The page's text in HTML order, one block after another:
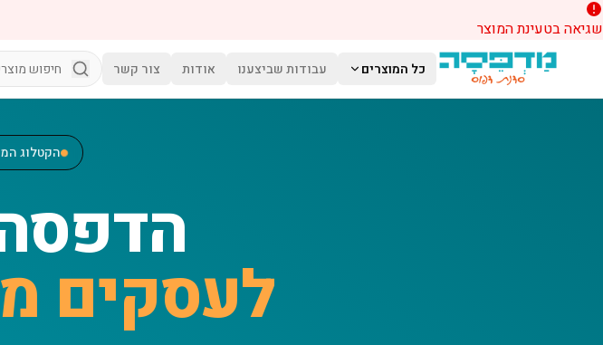
שגיאה בטעינת המוצר
דלג לתוכן הראשי
כל המוצרים עבודות שביצענו אודות צור קשר
הקטלוג
לעסקים